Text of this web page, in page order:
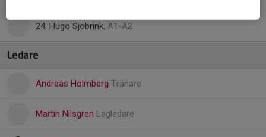
24. Hugo Sjöbrink, A1-A2
Ledare
Andreas Holmberg Tränare
Martin Nilsgren Lagledare